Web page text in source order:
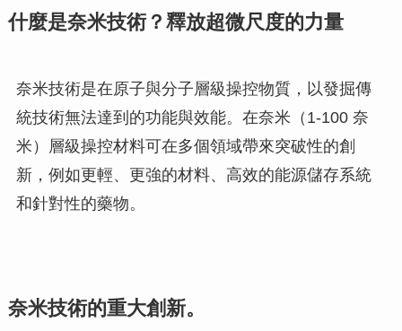
什麼是奈米技術？釋放超微尺度的力量
奈米技術是在原子與分子層級操控物質，以發掘傳
統技術無法達到的功能與效能。在奈米（1-100 奈
米）層級操控材料可在多個領域帶來突破性的創
新，例如更輕、更強的材料、高效的能源儲存系統
和針對性的藥物。
奈米技術的重大創新。